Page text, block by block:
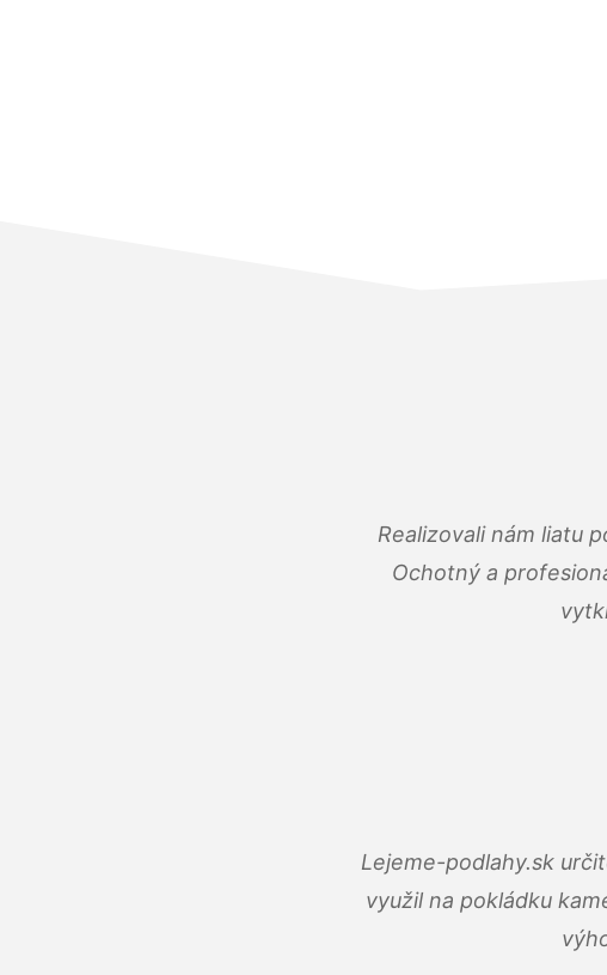
Realizovali nám liatu
Ochotný a
Lejeme-podlahy.sk
využil na pokládku